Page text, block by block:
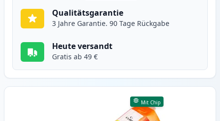
Qualitätsgarantie
3 Jahre Garantie. 90 Tage Rückgabe
Heute versandt
Gratis ab 49 €
Mit Chip